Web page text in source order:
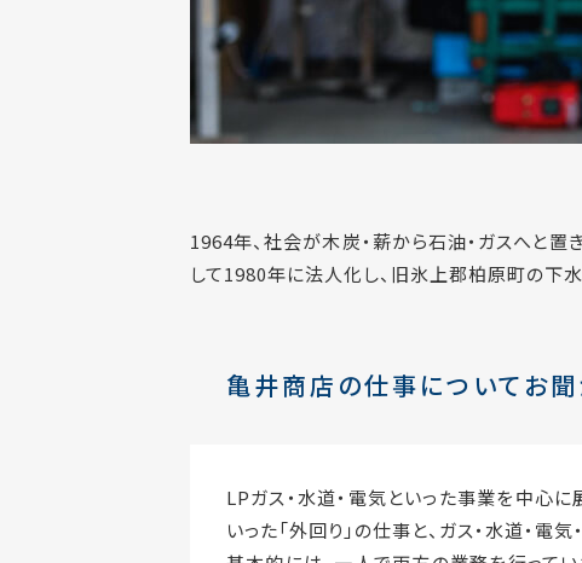
1964年、社会が木炭・薪から石油・ガスへと
して1980年に法人化し、旧氷上郡柏原町の下
亀井商店の仕事についてお聞
LPガス・水道・電気といった事業を中心
いった「外回り」の仕事と、ガス・水道・電